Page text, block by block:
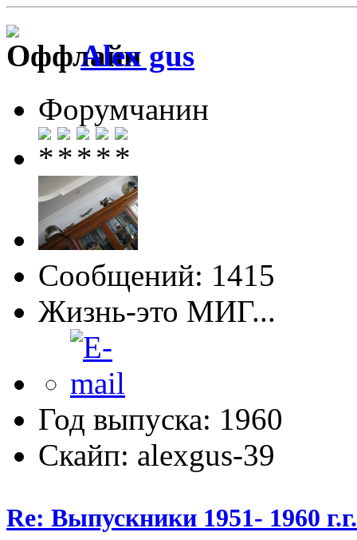
Alex gus
Форумчанин
Сообщений: 1415
Жизнь-это МИГ...
Год выпуска: 1960
Скайп: alexgus-39
Re: Выпускники 1951- 1960